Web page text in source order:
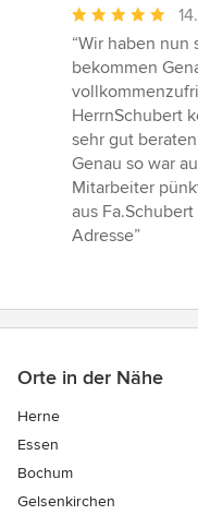
Bewertung:
5
von
5
Sternen
“Wir haben
bekommen
HerrnSchubert
sehr gut
Genau so war
Mitarbeiter
aus
Adresse”
Orte in der Nähe
Herne
Essen
Bochum
Gelsenkirchen